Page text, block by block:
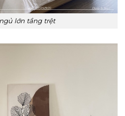
lớn tầng trệt